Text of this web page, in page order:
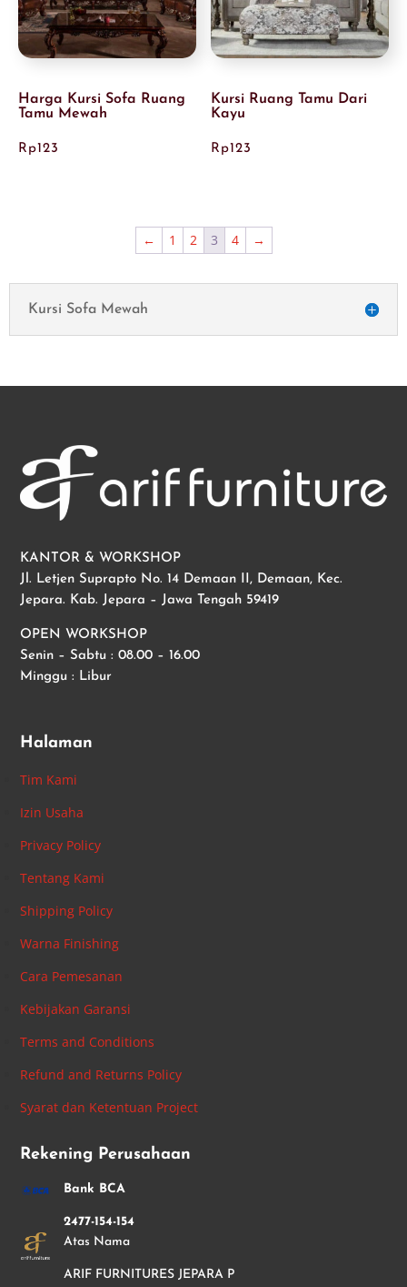
Harga Kursi Sofa Ruang
Tamu Mewah
Rp123
Kursi Ruang Tamu Dari
Kayu
Rp123
← 1 2 3 4 →
Kursi Sofa Mewah
KANTOR & WORKSHOP
Jl. Letjen Suprapto No. 14 Demaan II, Demaan, Kec.
Jepara. Kab. Jepara – Jawa Tengah 59419
OPEN WORKSHOP
Senin – Sabtu : 08.00 – 16.00
Minggu : Libur
Halaman
Tim Kami
Izin Usaha
Privacy Policy
Tentang Kami
Shipping Policy
Warna Finishing
Cara Pemesanan
Kebijakan Garansi
Terms and Conditions
Refund and Returns Policy
Syarat dan Ketentuan Project
Rekening Perusahaan
Bank BCA
2477-154-154
Atas Nama
ARIF FURNITURES JEPARA P